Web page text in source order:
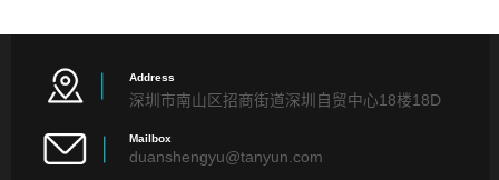
Address
深圳市南山区招商街道深圳自贸中心18楼18D
Mailbox
duanshengyu@tanyun.com